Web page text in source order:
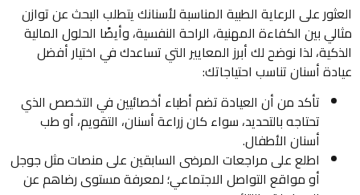
العثور على الرعاية الطبية المناسبة لأسنانك يتطلب البحث عن توازن
مثالي بين الكفاءة المهنية، الراحة النفسية، وأيضًا الحلول المالية
الذكية، لذا نوضح لك أبرز المعايير التي تساعدك في اختيار أفضل
عيادة أسنان تناسب احتياجاتك:
تأكد من أن العيادة تضم أطباء أخصائيين في التخصص الذي
تحتاجه بالتحديد، سواء كان زراعة أسنان، التقويم، أو طب
أسنان الأطفال.
اطلع على مراجعات المرضى السابقين على منصات مثل جوجل
أو مواقع التواصل الاجتماعي؛ لمعرفة مستوى رضاهم عن